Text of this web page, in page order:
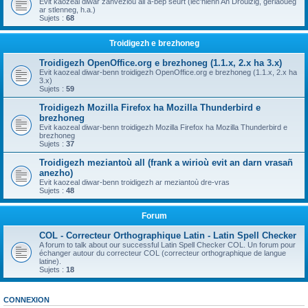
ar stlenneg, h.a.)
Sujets : 68
Troidigezh e brezhoneg
Troidigezh OpenOffice.org e brezhoneg (1.1.x, 2.x ha 3.x)
Evit kaozeal diwar-benn troidigezh OpenOffice.org e brezhoneg (1.1.x, 2.x ha
3.x)
Sujets : 59
Troidigezh Mozilla Firefox ha Mozilla Thunderbird e
brezhoneg
Evit kaozeal diwar-benn troidigezh Mozilla Firefox ha Mozilla Thunderbird e
brezhoneg
Sujets : 37
Troidigezh meziantoù all (frank a wirioù evit an darn vrasañ
anezho)
Evit kaozeal diwar-benn troidigezh ar meziantoù dre-vras
Sujets : 48
Forum
COL - Correcteur Orthographique Latin - Latin Spell Checker
A forum to talk about our successful Latin Spell Checker COL. Un forum pour
échanger autour du correcteur COL (correcteur orthographique de langue
latine).
Sujets : 18
CONNEXION